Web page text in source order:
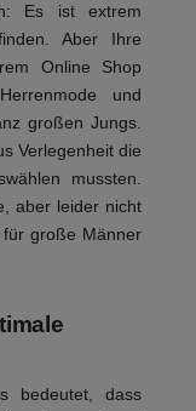
Es ist extrem
Aber Ihre
Online Shop
und
großen Jungs.
Verlegenheit die
mussten.
aber leider nicht
große Männer
bedeutet, dass